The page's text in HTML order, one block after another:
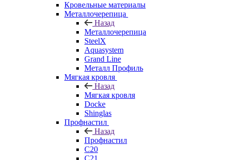
Кровельные материалы
Металлочерепица
Назад
Металлочерепица
SteelX
Aquasystem
Grand Line
Металл Профиль
Мягкая кровля
Назад
Мягкая кровля
Docke
Shinglas
Профнастил
Назад
Профнастил
C20
C21